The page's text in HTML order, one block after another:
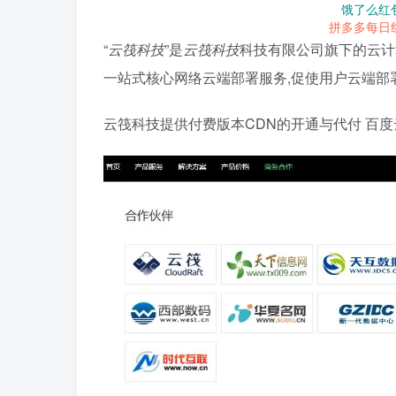
饿了么红
拼多多每日
“云筏科技”是云筏科技科技有限公司旗下的云
一站式核心网络云端部署服务,促使用户云端部
云筏科技提供付费版本CDN的开通与代付 百